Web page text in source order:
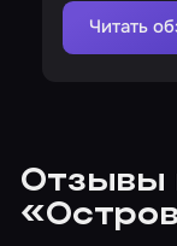
где
образов,
тюрьма,
внешним
жертвы
Читать
Отзывы